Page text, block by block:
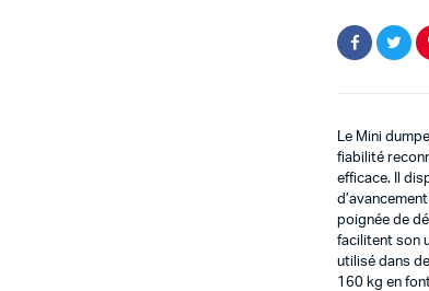
Le Mini
fiabilité
efficace. Il
poignée de
facilitent son
utilisé dans
160 kg en